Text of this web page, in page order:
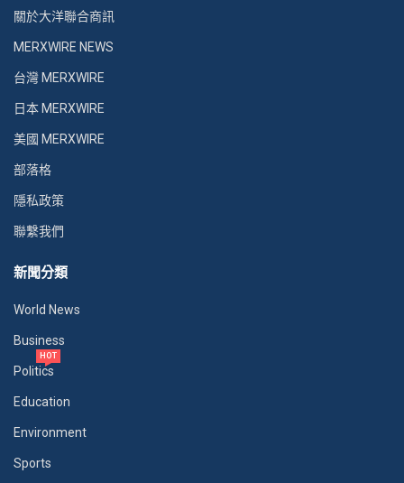
關於大洋聯合商訊
MERXWIRE NEWS
台灣 MERXWIRE
日本 MERXWIRE
美國 MERXWIRE
部落格
隱私政策
聯繫我們
新聞分類
World News
Business
Politics
HOT
Education
Environment
Sports